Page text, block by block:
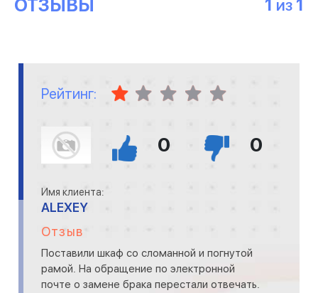
ОТЗЫВЫ 1 ИЗ 1
Рейтинг:
0 0
Имя клиента:
ALEXEY
Отзыв
Поставили шкаф со сломанной и погнутой
рамой. На обращение по электронной
почте о замене брака перестали отвечать.